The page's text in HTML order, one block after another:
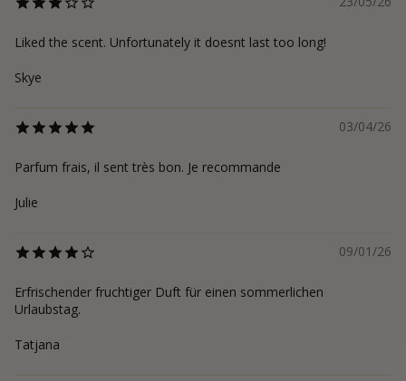
Liked the scent. Unfortunately it doesnt last too long!
Skye
03/04/26
Parfum frais, il sent très bon. Je recommande
Julie
09/01/26
Erfrischender fruchtiger Duft für einen sommerlichen
Urlaubstag.
Tatjana